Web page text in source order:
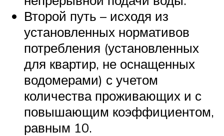
Второй путь – исходя из
установленных нормативов
потребления (установленных
для квартир, не оснащенных
водомерами) с учетом
количества проживающих и с
повышающим коэффициентом,
равным 10.